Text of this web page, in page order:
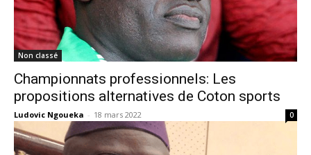
Non classé
Championnats professionnels: Les
propositions alternatives de Coton sports
Ludovic Ngoueka - 18 mars 2022 0